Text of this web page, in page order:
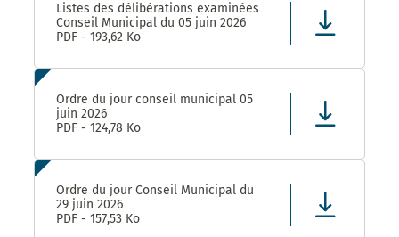
Listes des délibérations examinées
Conseil Municipal du 05 juin 2026
PDF - 193,62 Ko
Ordre du jour conseil municipal 05
juin 2026
PDF - 124,78 Ko
Ordre du jour Conseil Municipal du
29 juin 2026
PDF - 157,53 Ko